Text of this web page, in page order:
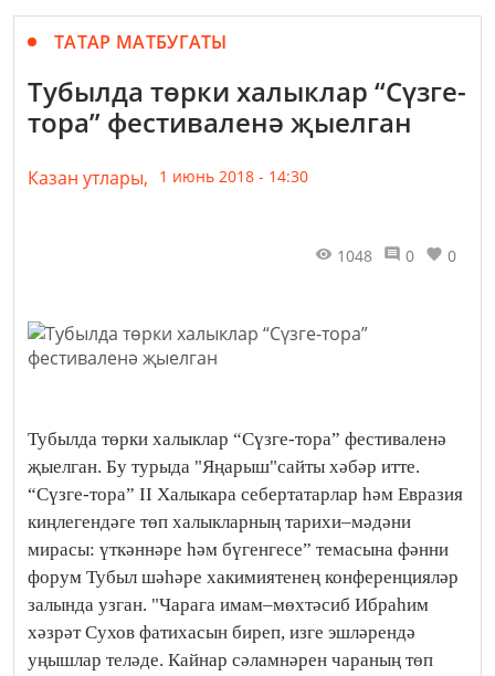
ТАТАР МАТБУГАТЫ
Тубылда төрки халыклар “Сүзге-
тора” фестиваленә җыелган
Казан утлары, 1 июнь 2018 - 14:30
1048 0 0
Тубылда төрки халыклар “Сүзге-тора” фестиваленә
җыелган. Бу турыда "Яңарыш"сайты хәбәр итте.
“Сүзге-тора” II Халыкара себертатарлар һәм Евразия
киңлегендәге төп халыкларның тарихи–мәдәни
мирасы: үткәннәре һәм бүгенгесе” темасына фәнни
форум Тубыл шәһәре хакимиятенең конференцияләр
залында узган. "Чарага имам–мөхтәсиб Ибраһим
хәзрәт Сухов фатихасын биреп, изге эшләрендә
уңышлар теләде. Кайнар сәламнәрен чараның төп